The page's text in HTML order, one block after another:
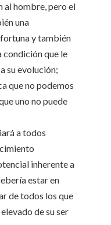
al hombre, pero el
una
fortuna y también
condición que le
su evolución;
que no podemos
uno no puede
a todos
inherente a
estar en
de todos los que
de su ser